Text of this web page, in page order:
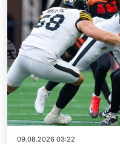
09.08.2026 03:22